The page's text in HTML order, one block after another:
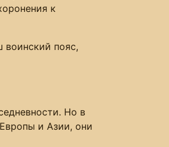
к
воинский пояс,
Но в
и Азии, они